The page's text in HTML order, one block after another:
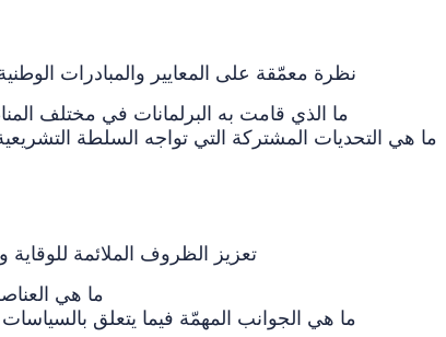
ما الذي قامت به البرلمانات في مختلف
ما هي